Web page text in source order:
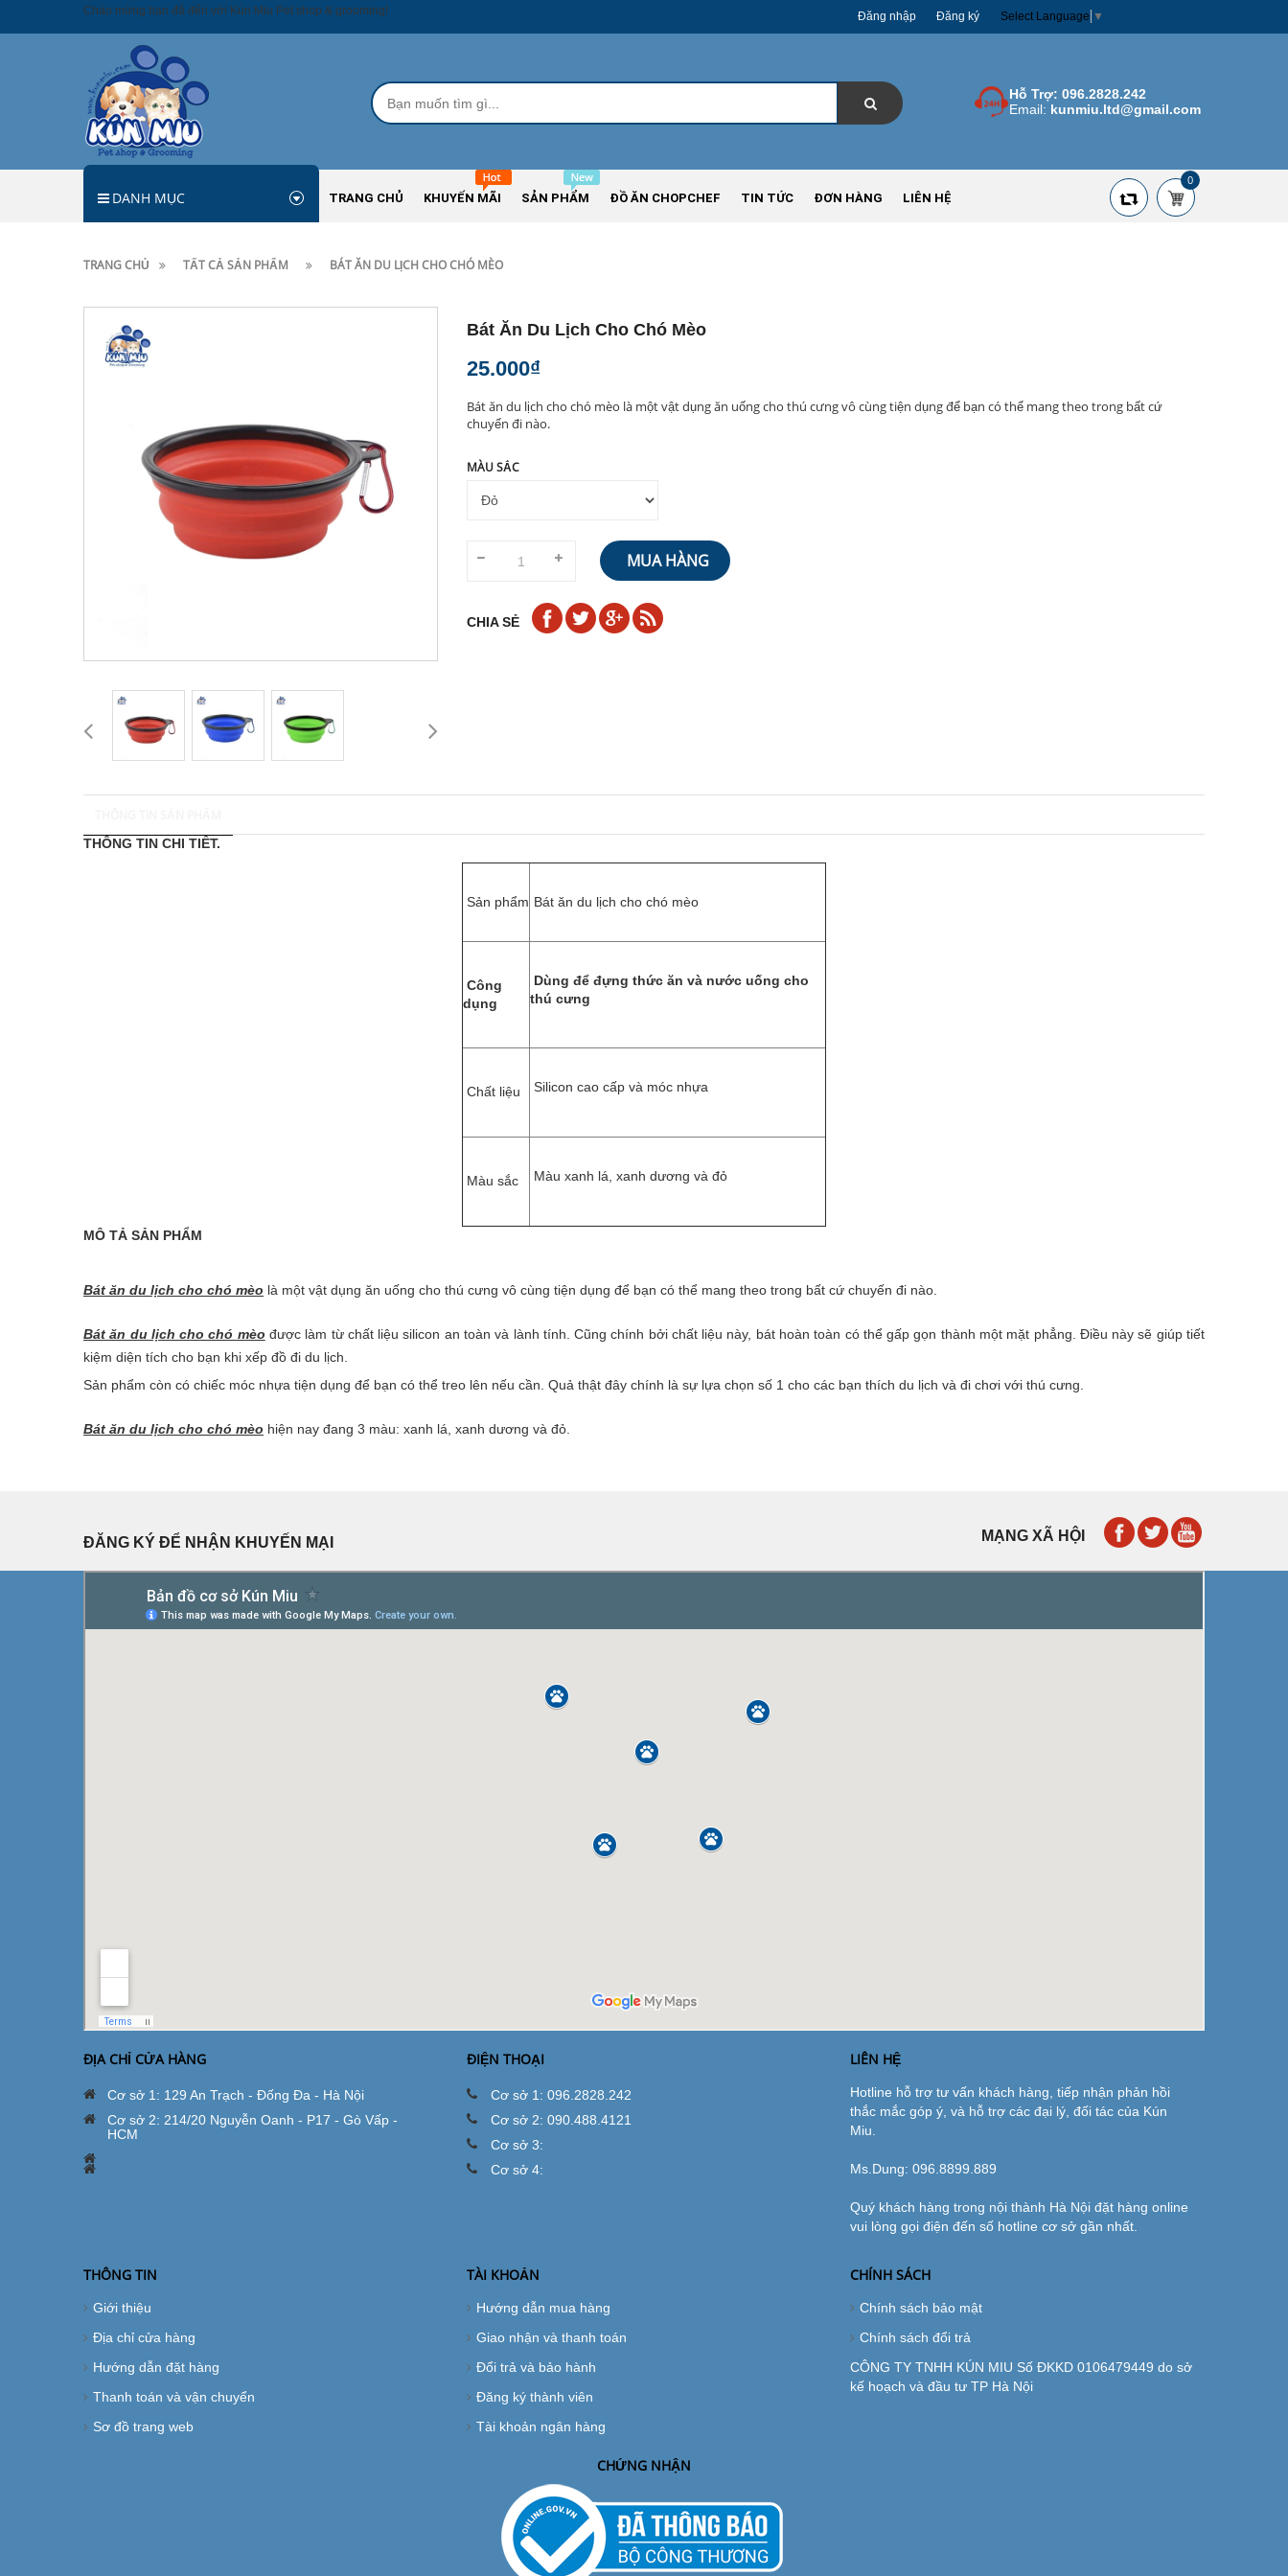
Chào mừng bạn đã đến với Kún Miu Pet shop & grooming! Đăng nhập Đăng ký Select Language ▼
Hỗ Trợ: 096.2828.242
Email: kunmiu.ltd@gmail.com
DANH MỤC TRANG CHỦ KHUYẾN MÃI SẢN PHẨM ĐỒ ĂN CHOPCHEF TIN TỨC ĐƠN HÀNG LIÊN HỆ
0
TRANG CHỦ TẤT CẢ SẢN PHẨM BÁT ĂN DU LỊCH CHO CHÓ MÈO
Bát Ăn Du Lịch Cho Chó Mèo
25.000₫
Bát ăn du lịch cho chó mèo là một vật dụng ăn uống cho thú cưng vô cùng tiện dụng để bạn có thể mang theo trong bất cứ
chuyến đi nào.
MÀU SẮC
MUA HÀNG
CHIA SẺ
THÔNG TIN CHI TIẾT.
Sản phẩm Bát ăn du lịch cho chó mèo
Công
dụng
Dùng để đựng thức ăn và nước uống cho
thú cưng
Chất liệu Silicon cao cấp và móc nhựa
Màu sắc Màu xanh lá, xanh dương và đỏ
MÔ TẢ SẢN PHẨM
Bát ăn du lịch cho chó mèo là một vật dụng ăn uống cho thú cưng vô cùng tiện dụng để bạn có thể mang theo trong bất cứ chuyến đi nào.
Bát ăn du lịch cho chó mèo được làm từ chất liệu silicon an toàn và lành tính. Cũng chính bởi chất liệu này, bát hoàn toàn có thể gấp gọn thành một mặt phẳng. Điều này sẽ giúp tiết
kiệm diện tích cho bạn khi xếp đồ đi du lịch.
Sản phẩm còn có chiếc móc nhựa tiện dụng để bạn có thể treo lên nếu cần. Quả thật đây chính là sự lựa chọn số 1 cho các bạn thích du lịch và đi chơi với thú cưng.
Bát ăn du lịch cho chó mèo hiện nay đang 3 màu: xanh lá, xanh dương và đỏ.
ĐĂNG KÝ ĐỂ NHẬN KHUYẾN MẠI MẠNG XÃ HỘI
ĐỊA CHỈ CỬA HÀNG
Cơ sở 1: 129 An Trạch - Đống Đa - Hà Nội
Cơ sở 2: 214/20 Nguyễn Oanh - P17 - Gò Vấp -
HCM
ĐIỆN THOẠI
Cơ sở 1: 096.2828.242
Cơ sở 2: 090.488.4121
Cơ sở 3:
Cơ sở 4:
LIÊN HỆ
Hotline hỗ trợ tư vấn khách hàng, tiếp nhận phản hồi
thắc mắc góp ý, và hỗ trợ các đại lý, đối tác của Kún
Miu.
Ms.Dung: 096.8899.889
Quý khách hàng trong nội thành Hà Nội đặt hàng online
vui lòng gọi điện đến số hotline cơ sở gần nhất.
THÔNG TIN
Giới thiệu
Địa chỉ cửa hàng
Hướng dẫn đặt hàng
Thanh toán và vận chuyển
Sơ đồ trang web
TÀI KHOẢN
Hướng dẫn mua hàng
Giao nhận và thanh toán
Đổi trả và bảo hành
Đăng ký thành viên
Tài khoản ngân hàng
CHÍNH SÁCH
Chính sách bảo mật
Chính sách đổi trả
CÔNG TY TNHH KÚN MIU Số ĐKKD 0106479449 do sở
kế hoạch và đầu tư TP Hà Nội
CHỨNG NHẬN